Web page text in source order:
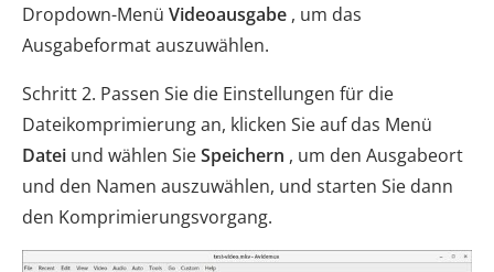
Dropdown-Menü Videoausgabe , um das
Ausgabeformat auszuwählen.
Schritt 2. Passen Sie die Einstellungen für die
Dateikomprimierung an, klicken Sie auf das Menü
Datei und wählen SieSpeichern , um den Ausgabeort
und den Namen auszuwählen, und starten Sie dann
den Komprimierungsvorgang.